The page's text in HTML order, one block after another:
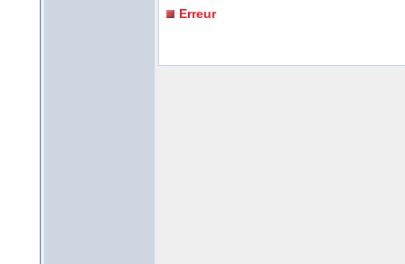
Erreur